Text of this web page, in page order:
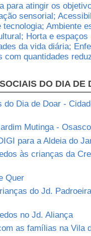
para atingir os
sensorial;
Ambiente
Horta e espaços
da vida diária;
quantidades
DO DIA DE
do Dia de Doar -
Mutinga - Osasco
para a Aldeia do
às crianças da
Quer
do Jd.
no Jd. Aliança
as famílias na Vila